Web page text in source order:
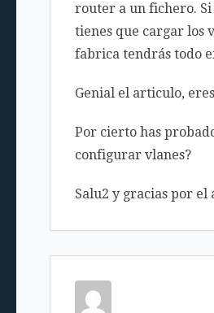
router a un fichero.
tienes que cargar los
fabrica tendrás todo
Genial el articulo,
Por cierto has
configurar vlanes?
Salu2 y gracias por el